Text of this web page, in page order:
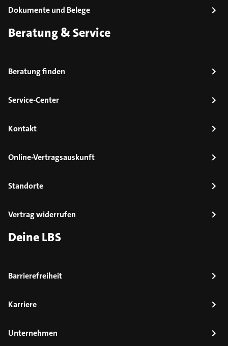
Dokumente und Belege
Beratung & Service
Beratung finden
Service-Center
Kontakt
Online-Vertragsauskunft
Standorte
Vertrag widerrufen
Deine LBS
Barrierefreiheit
Karriere
Unternehmen